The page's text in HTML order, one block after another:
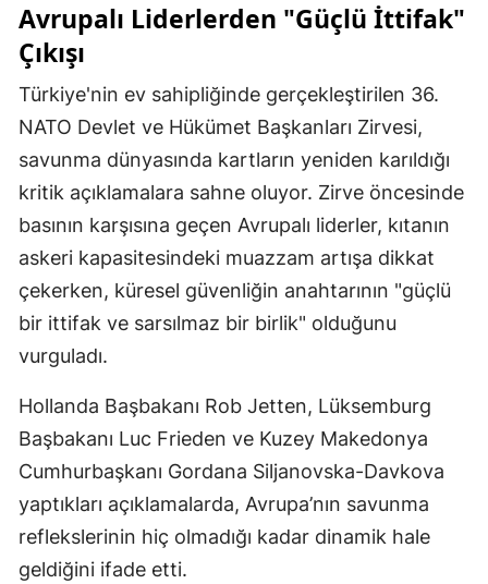
Avrupalı Liderlerden "Güçlü İttifak"
Çıkışı
Türkiye'nin ev sahipliğinde gerçekleştirilen 36.
NATO Devlet ve Hükümet Başkanları Zirvesi,
savunma dünyasında kartların yeniden karıldığı
kritik açıklamalara sahne oluyor. Zirve öncesinde
basının karşısına geçen Avrupalı liderler, kıtanın
askeri kapasitesindeki muazzam artışa dikkat
çekerken, küresel güvenliğin anahtarının "güçlü
bir ittifak ve sarsılmaz bir birlik" olduğunu
vurguladı.
Hollanda Başbakanı Rob Jetten, Lüksemburg
Başbakanı Luc Frieden ve Kuzey Makedonya
Cumhurbaşkanı Gordana Siljanovska-Davkova
yaptıkları açıklamalarda, Avrupa’nın savunma
reflekslerinin hiç olmadığı kadar dinamik hale
geldiğini ifade etti.